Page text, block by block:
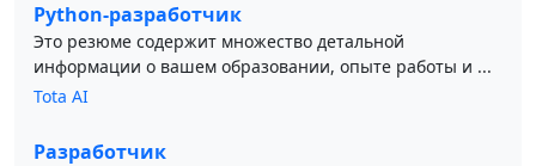
Python-разработчик
Это резюме содержит множество детальной
информации о вашем образовании, опыте работы и ...
Tota AI
Разработчик